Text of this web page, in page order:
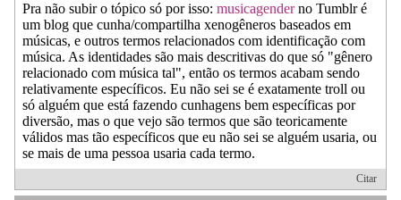
Pra não subir o tópico só por isso: musicagenderno Tumblr é
um blog que cunha/compartilha xenogêneros baseados em
músicas, e outros termos relacionados com identificação com
música. As identidades são mais descritivas do que só "gênero
relacionado com música tal", então os termos acabam sendo
relativamente específicos. Eu não sei se é exatamente troll ou
só alguém que está fazendo cunhagens bem específicas por
diversão, mas o que vejo são termos que são teoricamente
válidos mas tão específicos que eu não sei se alguém usaria, ou
se mais de uma pessoa usaria cada termo.
Citar